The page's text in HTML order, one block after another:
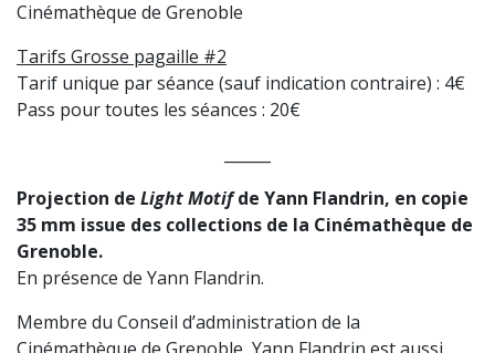
Cinémathèque de Grenoble
Tarifs Grosse pagaille #2
Tarif unique par séance (sauf indication contraire) : 4€
Pass pour toutes les séances : 20€
Projection de Light Motifde Yann Flandrin, en copie
35 mm issue des collections de la Cinémathèque de
Grenoble.
En présence de Yann Flandrin.
Membre du Conseil d’administration de la